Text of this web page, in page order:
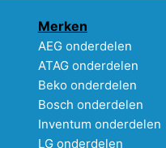
Merken
AEG onderdelen
ATAG onderdelen
Beko onderdelen
Bosch onderdelen
Inventum onderdelen
LG onderdelen